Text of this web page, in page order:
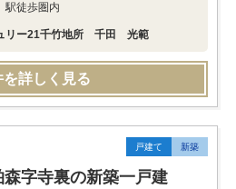
駅徒歩圏内
リー21千竹地所 千田 光範
を詳しく見る
戸建て 新築
字寺裏の新築一戸建